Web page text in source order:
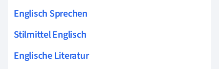
Englisch Sprechen
Stilmittel Englisch
Englische Literatur